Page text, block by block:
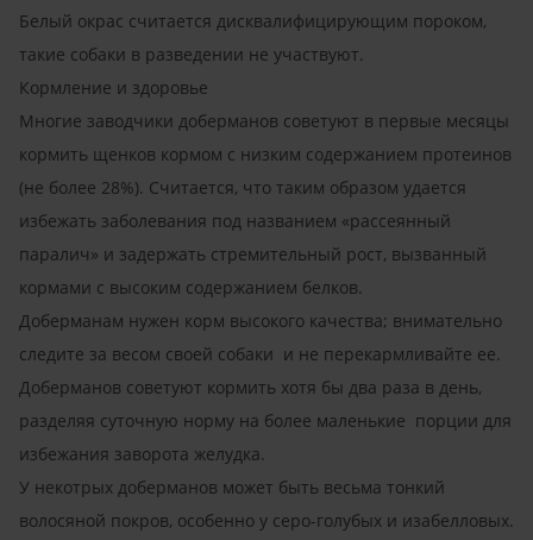
Белый окрас считается дисквалифицирующим пороком,
такие собаки в разведении не участвуют.
Кормление и здоровье
Многие заводчики доберманов советуют в первые месяцы
кормить щенков кормом с низким содержанием протеинов
(не более 28%). Считается, что таким образом удается
избежать заболевания под названием «рассеянный
паралич» и задержать стремительный рост, вызванный
кормами с высоким содержанием белков.
Доберманам нужен корм высокого качества; внимательно
следите за весом своей собаки и не перекармливайте ее.
Доберманов советуют кормить хотя бы два раза в день,
разделяя суточную норму на более маленькие порции для
избежания заворота желудка.
У некотрых доберманов может быть весьма тонкий
волосяной покров, особенно у серо-голубых и изабелловых.